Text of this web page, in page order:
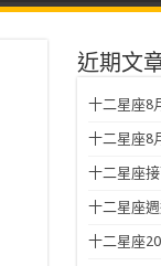
近期文
十二星座8
十二星座8
十二星座
十二星座
十二星座